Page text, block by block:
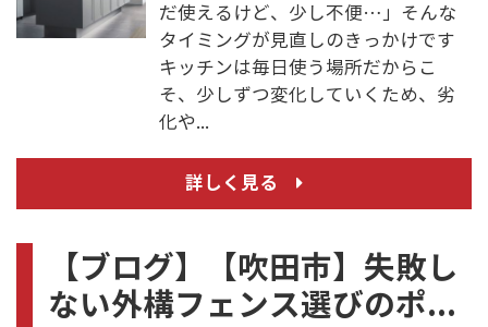
だ使えるけど、少し不便…」そんな
タイミングが見直しのきっかけです
キッチンは毎日使う場所だからこ
そ、少しずつ変化していくため、劣
化や...
詳しく見る
【ブログ】【吹田市】失敗し
ない外構フェンス選びのポ...